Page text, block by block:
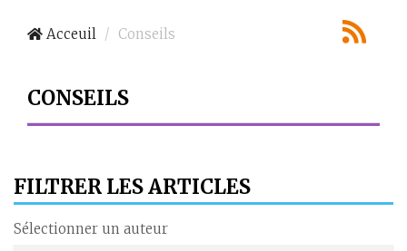
Acceuil Conseils
CONSEILS
FILTRER LES ARTICLES
Sélectionner un auteur